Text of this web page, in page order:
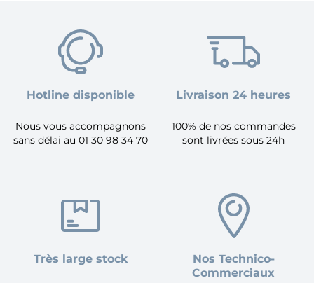
Hotline disponible
Nous vous accompagnons
sans délai au 01 30 98 34 70
Livraison 24 heures
100% de nos commandes
sont livrées sous 24h
Très large stock
Nos Technico-
Commerciaux